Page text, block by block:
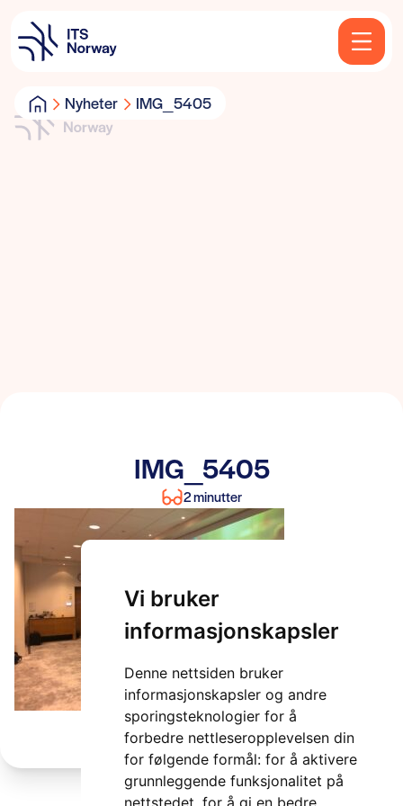
Vi bruker
informasjonskapsler
Denne nettsiden bruker
informasjonskapsler og andre
sporingsteknologier for å
forbedre nettleseropplevelsen din
for følgende formål: for å aktivere
grunnleggende funksjonalitet på
nettstedet for å gi en bedre
Nyheter IMG_5405
IMG_5405
2 minutter